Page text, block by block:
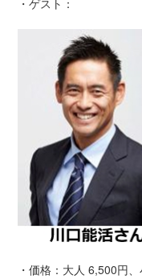
・ゲスト：
・価格：大人 6,500円